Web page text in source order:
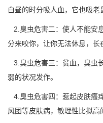
白昼的时分吸人血，它也吸老
2.臭虫危害二：使人不能安
分来咬你，让你无法休息，长
3.臭虫危害三：贫血，臭虫
弱的状况发作。
4.臭虫危害四：惹起皮肤瘙
风团等皮肤病，敏理性比拟高